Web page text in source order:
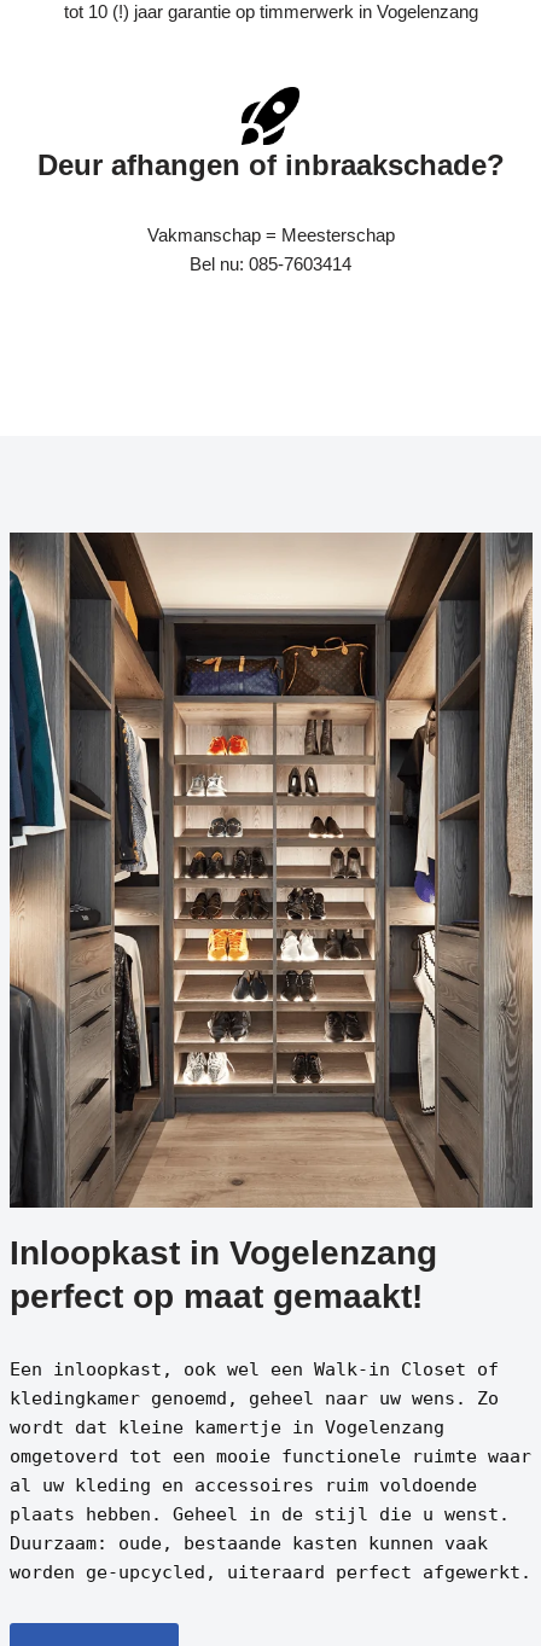
tot 10 (!) jaar garantie op timmerwerk in Vogelenzang
Deur afhangen of inbraakschade?
Vakmanschap = Meesterschap
Bel nu: 085-7603414
Inloopkast in Vogelenzang
perfect op maat gemaakt!
Een inloopkast, ook wel een Walk-in Closet of
kledingkamer genoemd, geheel naar uw wens. Zo
wordt dat kleine kamertje in Vogelenzang
omgetoverd tot een mooie functionele ruimte waar
al uw kleding en accessoires ruim voldoende
plaats hebben. Geheel in de stijl die u wenst.
Duurzaam: oude, bestaande kasten kunnen vaak
worden ge-upcycled, uiteraard perfect afgewerkt.